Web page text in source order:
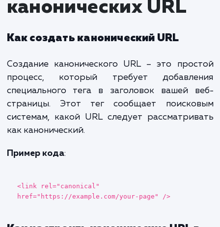
существует множество инструментов,
Яндекс.Вебмастер: Позволяет
анализировать и проверять канонические
на сайте.
Google Search Console
каноническими URL.
Создание и
настройка